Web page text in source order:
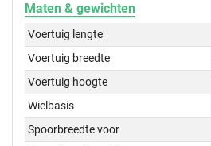
Maten & gewichten
Voertuig lengte
Voertuig breedte
Voertuig hoogte
Wielbasis
Spoorbreedte voor